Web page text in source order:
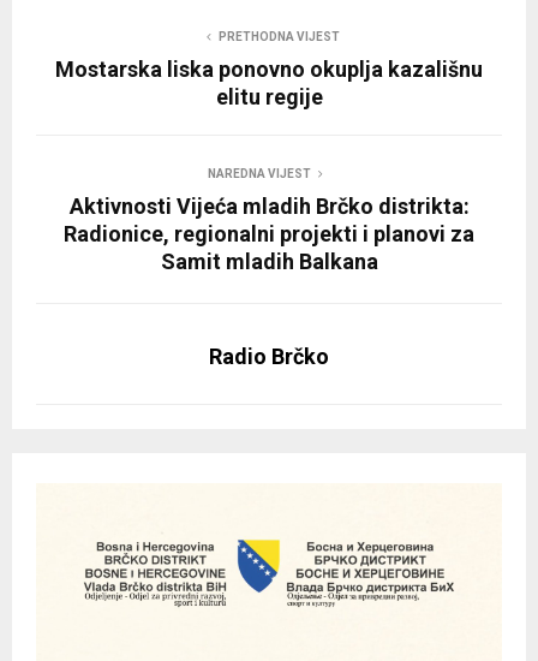
PRETHODNA VIJEST
Mostarska liska ponovno okuplja kazališnu
elitu regije
NAREDNA VIJEST
Aktivnosti Vijeća mladih Brčko distrikta:
Radionice, regionalni projekti i planovi za
Samit mladih Balkana
Radio Brčko